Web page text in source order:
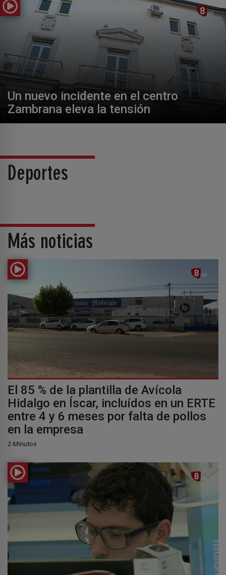
Un nuevo incidente en el centro
Zambrana eleva la tensión
Deportes
Más noticias
El 85 % de la plantilla de Avícola
Hidalgo en Íscar, incluídos en un ERTE
entre 4 y 6 meses por falta de pollos
en la empresa
2 Minutos